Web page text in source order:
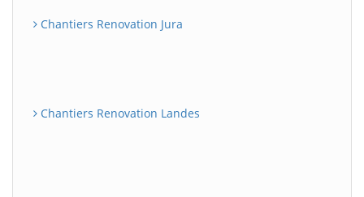
Chantiers Renovation Jura
Chantiers Renovation Landes